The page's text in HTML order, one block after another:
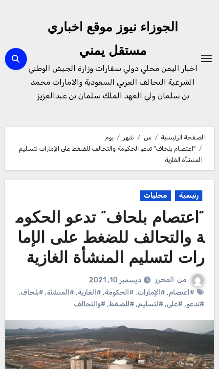
الجوزاء نيوز موقع اخباري
مستقل يمني
اخبار اليمن محلي دولي سفارات وزارة الجيش الوطني
الشرعية التحالف العربي السعودية والامارات محمد
بن سلمان ولي العهد الملك سلمان بن عبدالعزيز
الصفحة الرئيسية س شهر
يوم
“اعتصام بلحاف” تدعو الحكومة والتحالف للضغط على الإمارات لتسليم
المنشأة الغازية
رئيسية محليات
“اعتصام بلحاف” تدعو الحكوم
ة والتحالف للضغط على الإما
رات لتسليم المنشأة الغازية
من المحرر
ديسمبر 10, 2021
#اعتصام, #الإمارات, #الحكومة, #الغازية, #المنشأة, #بلحاف,
#تدعو, #على, #لتسليم, #للضغط, #والتحالف